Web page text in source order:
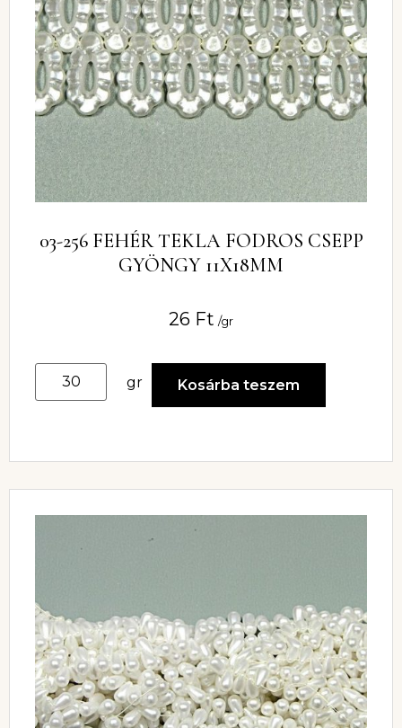
03-256 FEHÉR TEKLA FODROS CSEPP
GYÖNGY 11X18MM
26 Ft /gr
gr Kosárba teszem